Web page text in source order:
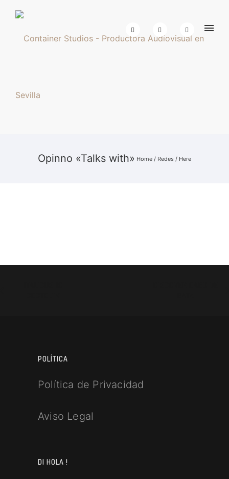
Opinno «Talks with» Home / Redes / Here
POLÍTICA
Política de Privacidad
Aviso Legal
DI HOLA !